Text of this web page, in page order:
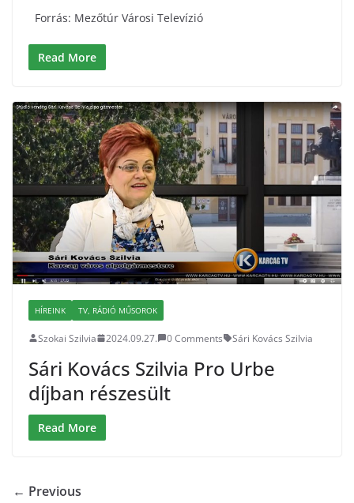
Forrás: Mezőtúr Városi Televízió
Read More
HÍREINK TV, RÁDIÓ MŰSOROK
Szokai Szilvia 2024.09.27. 0 Comments Sári Kovács Szilvia
Sári Kovács Szilvia Pro Urbe
díjban részesült
Read More
← Previous